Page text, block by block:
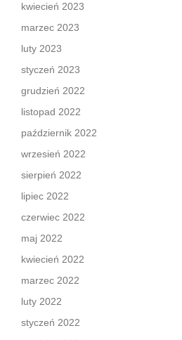
kwiecień 2023
marzec 2023
luty 2023
styczeń 2023
grudzień 2022
listopad 2022
październik 2022
wrzesień 2022
sierpień 2022
lipiec 2022
czerwiec 2022
maj 2022
kwiecień 2022
marzec 2022
luty 2022
styczeń 2022